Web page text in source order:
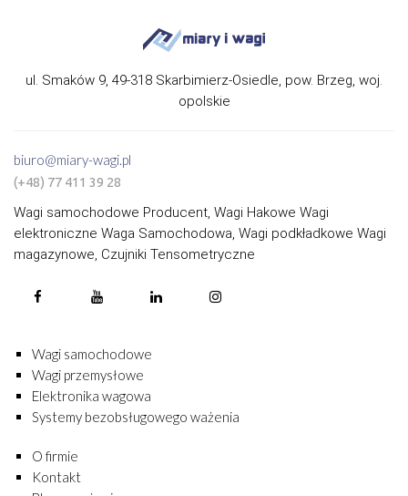
ul. Smaków 9, 49-318 Skarbimierz-Osiedle, pow. Brzeg, woj.
opolskie
biuro@miary-wagi.pl
(+48) 77 411 39 28
Wagi samochodowe Producent, Wagi Hakowe Wagi
elektroniczne Waga Samochodowa, Wagi podkładkowe Wagi
magazynowe, Czujniki Tensometryczne
Wagi samochodowe
Wagi przemysłowe
Elektronika wagowa
Systemy bezobsługowego ważenia
O firmie
Kontakt